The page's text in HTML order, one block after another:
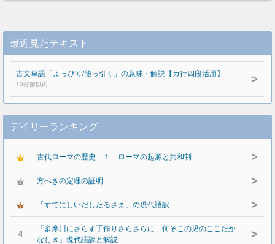
最近見たテキスト
古文単語「よっぴく/能っ引く」の意味・解説【カ行四段活用】
10分前以内 >
デイリーランキング
古代ローマの歴史 １ ローマの起源と共和制 >
方べきの定理の証明 >
「すでにしいだしたるさま」の現代語訳 >
4
『多摩川にさらす手作りさらさらに 何そこの児のここだか
なしき』現代語訳と解説
>